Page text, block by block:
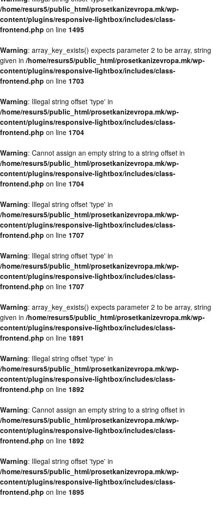
/home/resurs5/public_html/prosetkanizevropa.mk/wp-
content/plugins/responsive-lightbox/includes/class-
frontend.php on line 1495
Warning: array_key_exists() expects parameter 2 to be array, string
given in /home/resurs5/public_html/prosetkanizevropa.mk/wp-
content/plugins/responsive-lightbox/includes/class-
frontend.php on line 1703
Warning: Illegal string offset 'type' in
/home/resurs5/public_html/prosetkanizevropa.mk/wp-
content/plugins/responsive-lightbox/includes/class-
frontend.php on line 1704
Warning: Cannot assign an empty string to a string offset in
/home/resurs5/public_html/prosetkanizevropa.mk/wp-
content/plugins/responsive-lightbox/includes/class-
frontend.php on line 1704
Warning: Illegal string offset 'type' in
/home/resurs5/public_html/prosetkanizevropa.mk/wp-
content/plugins/responsive-lightbox/includes/class-
frontend.php on line 1707
Warning: Illegal string offset 'type' in
/home/resurs5/public_html/prosetkanizevropa.mk/wp-
content/plugins/responsive-lightbox/includes/class-
frontend.php on line 1707
Warning: array_key_exists() expects parameter 2 to be array, string
given in /home/resurs5/public_html/prosetkanizevropa.mk/wp-
content/plugins/responsive-lightbox/includes/class-
frontend.php on line 1891
Warning: Illegal string offset 'type' in
/home/resurs5/public_html/prosetkanizevropa.mk/wp-
content/plugins/responsive-lightbox/includes/class-
frontend.php on line 1892
Warning: Cannot assign an empty string to a string offset in
/home/resurs5/public_html/prosetkanizevropa.mk/wp-
content/plugins/responsive-lightbox/includes/class-
frontend.php on line 1892
Warning: Illegal string offset 'type' in
/home/resurs5/public_html/prosetkanizevropa.mk/wp-
content/plugins/responsive-lightbox/includes/class-
frontend.php on line 1895